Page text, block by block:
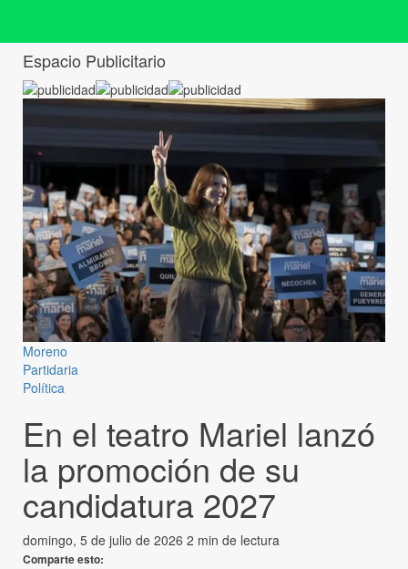
Espacio Publicitario
Moreno
Partidaria
Política
En el teatro Mariel lanzó
la promoción de su
candidatura 2027
domingo, 5 de julio de 2026 2 min de lectura
Comparte esto: